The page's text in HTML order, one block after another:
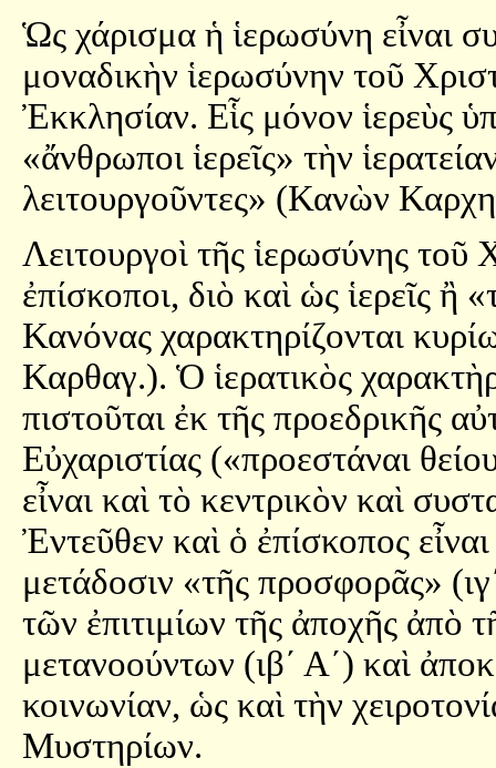
Ὡς χάρισμα ἡ ἱερωσύνη εἶναι
μοναδικὴν ἱερωσύνην τοῦ
Ἐκκλησίαν. Εἷς μόνον ἱερεὺς
«ἄνθρωποι ἱερεῖς» τὴν
λειτουργοῦντες» (Κανὼν
Λειτουργοὶ τῆς ἱερωσύνης τοῦ
ἐπίσκοποι, διὸ καὶ ὡς ἱερεῖς ἢ
Κανόνας χαρακτηρίζονται
Καρθαγ.). Ὁ ἱερατικὸς
πιστοῦται ἐκ τῆς προεδρικῆς
Εὐχαριστίας («προεστάναι
εἶναι καὶ τὸ κεντρικὸν καὶ
Ἐντεῦθεν καὶ ὁ ἐπίσκοπος
μετάδοσιν «τῆς προσφορᾶς»
τῶν ἐπιτιμίων τῆς ἀποχῆς ἀπὸ
μετανοούντων (ιβ´ Α´) καὶ
κοινωνίαν, ὡς καὶ τὴν
Μυστηρίων.